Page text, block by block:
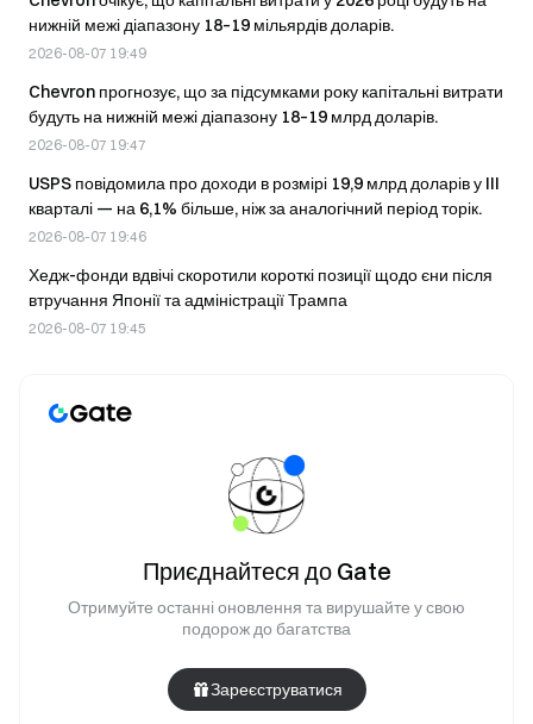
нижній межі діапазону 18–19 мільярдів доларів.
2026-08-07 19:49
Chevron прогнозує, що за підсумками року капітальні витрати
будуть на нижній межі діапазону 18–19 млрд доларів.
2026-08-07 19:47
USPS повідомила про доходи в розмірі 19,9 млрд доларів у III
кварталі — на 6,1% більше, ніж за аналогічний період торік.
2026-08-07 19:46
Хедж-фонди вдвічі скоротили короткі позиції щодо єни після
втручання Японії та адміністрації Трампа
2026-08-07 19:45
Приєднайтеся до Gate
Отримуйте останні оновлення та вирушайте у свою
подорож до багатства
Зареєструватися